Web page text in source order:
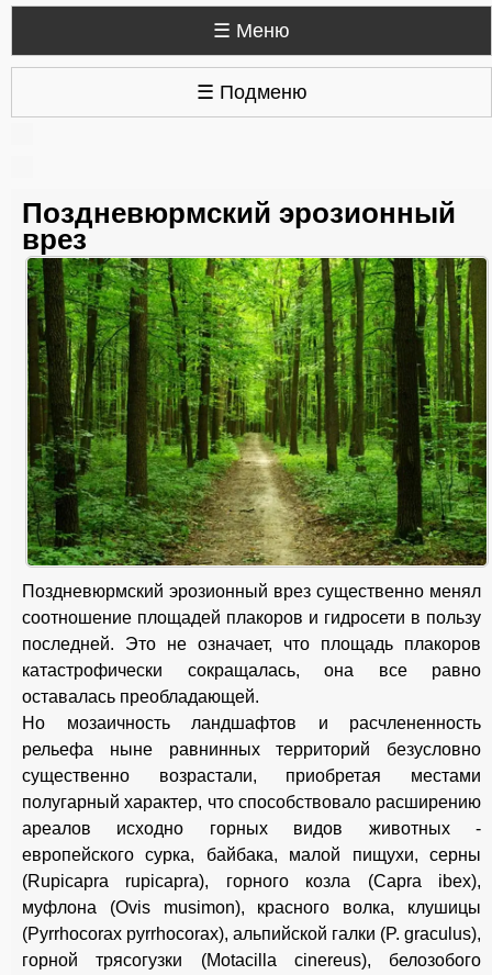
☰ Меню
☰ Подменю
Поздневюрмский эрозионный
врез
Поздневюрмский эрозионный врез существенно менял
соотношение площадей плакоров и гидросети в пользу
последней. Это не означает, что площадь плакоров
катастрофически сокращалась, она все равно
оставалась преобладающей.
Но мозаичность ландшафтов и расчлененность
рельефа ныне равнинных территорий безусловно
существенно возрастали, приобретая местами
полугарный характер, что способствовало расширению
ареалов исходно горных видов животных -
европейского сурка, байбака, малой пищухи, серны
(Rupicapra rupicapra), горного козла (Capra ibex),
муфлона (Ovis musimon), красного волка, клушицы
(Pyrrhocorax pyrrhocorax), альпийской галки (P. graculus),
горной трясогузки (Motacilla cinereus), белозобого